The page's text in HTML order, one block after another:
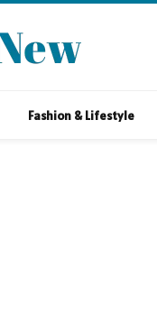
Fashion & Lifestyle